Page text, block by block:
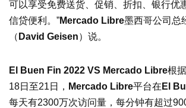
可以享受免费送货、促销、折扣、银行优
信贷便利。”Mercado Libre墨西哥公司总
（ David Geisen）说。
El Buen Fin 2022 VS Mercado Libre根
18日至21日， Mercado Libre平台在 El
每天有2300万次访问量，每分钟有超过